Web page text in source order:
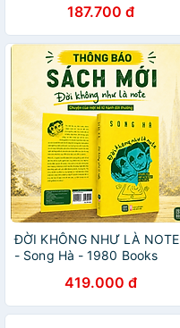
187.700 đ
ĐỜI KHÔNG NHƯ LÀ NOTE
- Song Hà - 1980 Books
419.000 đ